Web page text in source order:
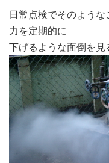
日常点検でそのような
力を定期的に
下げるような面倒を見